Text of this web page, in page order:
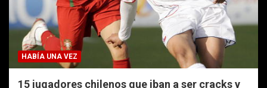
HABÍA UNA VEZ
15 jugadores chilenos que iban a ser cracks y